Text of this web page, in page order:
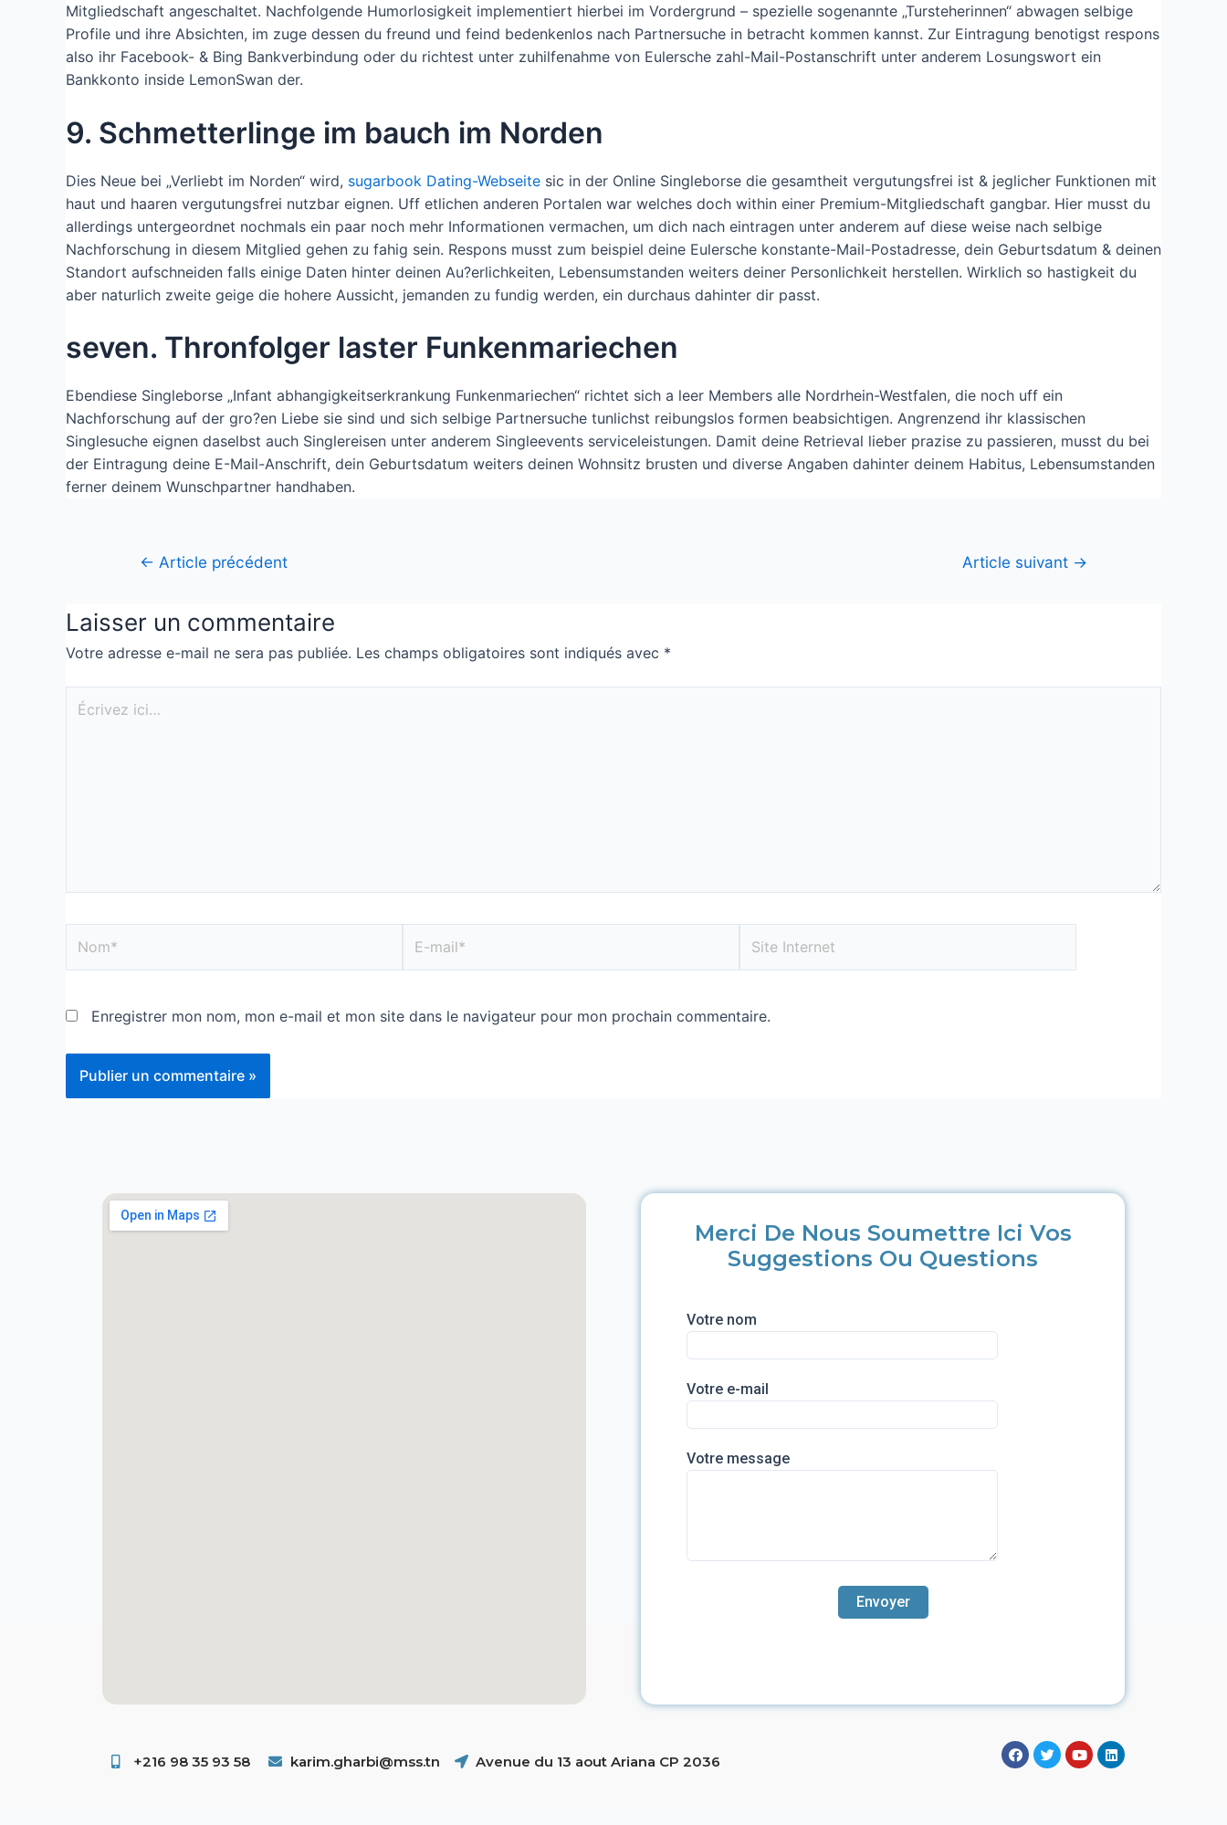
Mitgliedschaft angeschaltet. Nachfolgende Humorlosigkeit implementiert hierbei im Vordergrund – spezielle sogenannte „Tursteherinnen“ abwagen selbige
Profile und ihre Absichten, im zuge dessen du freund und feind bedenkenlos nach Partnersuche in betracht kommen kannst. Zur Eintragung benotigst respons
also ihr Facebook- & Bing Bankverbindung oder du richtest unter zuhilfenahme von Eulersche zahl-Mail-Postanschrift unter anderem Losungswort ein
Bankkonto inside LemonSwan der.
9. Schmetterlinge im bauch im Norden
Dies Neue bei „Verliebt im Norden“ wird, sugarbook Dating-Webseite sic in der Online Singleborse die gesamtheit vergutungsfrei ist & jeglicher Funktionen mit
haut und haaren vergutungsfrei nutzbar eignen. Uff etlichen anderen Portalen war welches doch within einer Premium-Mitgliedschaft gangbar. Hier musst du
allerdings untergeordnet nochmals ein paar noch mehr Informationen vermachen, um dich nach eintragen unter anderem auf diese weise nach selbige
Nachforschung in diesem Mitglied gehen zu fahig sein. Respons musst zum beispiel deine Eulersche konstante-Mail-Postadresse, dein Geburtsdatum & deinen
Standort aufschneiden falls einige Daten hinter deinen Au?erlichkeiten, Lebensumstanden weiters deiner Personlichkeit herstellen. Wirklich so hastigkeit du
aber naturlich zweite geige die hohere Aussicht, jemanden zu fundig werden, ein durchaus dahinter dir passt.
seven. Thronfolger laster Funkenmariechen
Ebendiese Singleborse „Infant abhangigkeitserkrankung Funkenmariechen“ richtet sich a leer Members alle Nordrhein-Westfalen, die noch uff ein
Nachforschung auf der gro?en Liebe sie sind und sich selbige Partnersuche tunlichst reibungslos formen beabsichtigen. Angrenzend ihr klassischen
Singlesuche eignen daselbst auch Singlereisen unter anderem Singleevents serviceleistungen. Damit deine Retrieval lieber prazise zu passieren, musst du bei
der Eintragung deine E-Mail-Anschrift, dein Geburtsdatum weiters deinen Wohnsitz brusten und diverse Angaben dahinter deinem Habitus, Lebensumstanden
ferner deinem Wunschpartner handhaben.
← Article précédent Article suivant →
Laisser un commentaire
Votre adresse e-mail ne sera pas publiée. Les champs obligatoires sont indiqués avec *
Enregistrer mon nom, mon e-mail et mon site dans le navigateur pour mon prochain commentaire.
Merci De Nous Soumettre Ici Vos
Suggestions Ou Questions
Votre nom
Votre e-mail
Votre message
+216 98 35 93 58 ​ karim.gharbi@mss.tn Avenue du 13 aout Ariana CP 2036